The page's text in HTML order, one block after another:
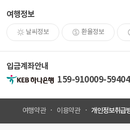
여행정보
날씨정보 환율정보
입금계좌안내
159-910009-59404
여행약관 이용약관 개인정보취급